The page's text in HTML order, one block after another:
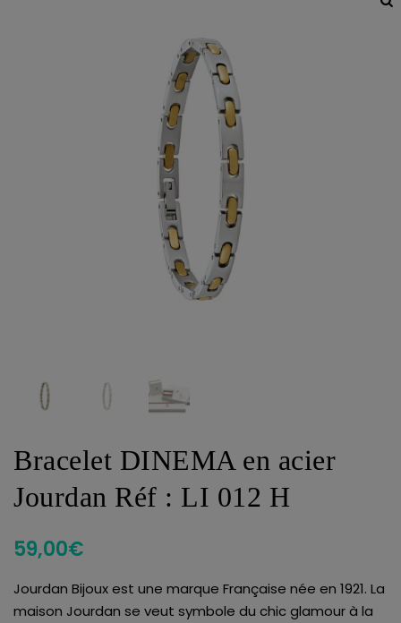
Bracelet DINEMA en acier
Jourdan Réf : LI 012 H
59,00€
Jourdan Bijoux est une marque Française née en 1921. La
maison Jourdan se veut symbole du chic glamour à la